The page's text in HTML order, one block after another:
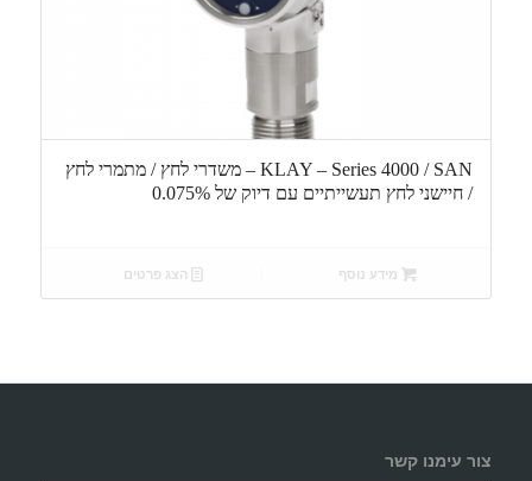
KLAY – Series 4000 / SAN – משדרי לחץ / מתמרי לחץ
/ חיישני לחץ תעשייתיים עם דיוק של 0.075%
מידע נוסף הצג פרטים
צור עימנו קשר